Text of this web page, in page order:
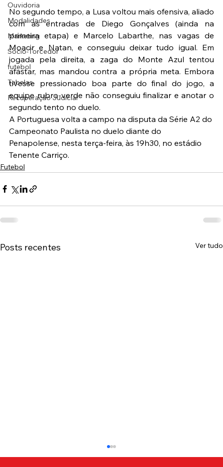
Ouvidoria
Modalidades
Marketing
Sócio-Torcedor
futebol
Tabelas
Recuperação Judicial
No segundo tempo, a Lusa voltou mais ofensiva, aliado
com as entradas de Diego Gonçalves (ainda na
primeira etapa) e Marcelo Labarthe, nas vagas de
Moacir e Natan, e conseguiu deixar tudo igual. Em
jogada pela direita, a zaga do Monte Azul tentou
afastar, mas mandou contra a própria meta. Embora
tivesse pressionado boa parte do final do jogo, a
equipe rubro-verde não conseguiu finalizar e anotar o
segundo tento no duelo.
A Portuguesa volta a campo na disputa da Série A2 do
Campeonato Paulista no duelo diante do
Penapolense, nesta terça-feira, às 19h30, no estádio
Tenente Carriço.
Futebol
Posts recentes Ver tudo